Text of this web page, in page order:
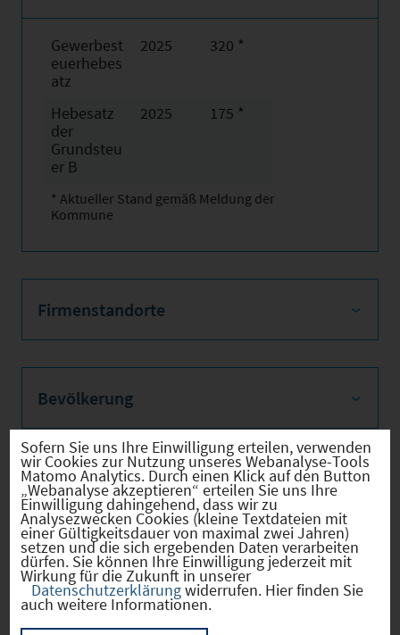
Gewerbest
euerhebes
atz
2025 320 *
Hebesatz
der
Grundsteu
er B
2025 175 *
* Aktueller Stand gemäß Meldung der
Kommune
Firmenstandorte
Bevölkerung
Sozialvers. Beschäftigte
Verkehrsinfrastruktur
Sofern Sie uns Ihre Einwilligung erteilen, verwenden
wir Cookies zur Nutzung unseres Webanalyse-Tools
Matomo Analytics. Durch einen Klick auf den Button
„Webanalyse akzeptieren“ erteilen Sie uns Ihre
Einwilligung dahingehend, dass wir zu
Analysezwecken Cookies (kleine Textdateien mit
einer Gültigkeitsdauer von maximal zwei Jahren)
setzen und die sich ergebenden Daten verarbeiten
dürfen. Sie können Ihre Einwilligung jederzeit mit
Wirkung für die Zukunft in unserer
Datenschutzerklärungwiderrufen. Hier finden Sie
auch weitere Informationen.